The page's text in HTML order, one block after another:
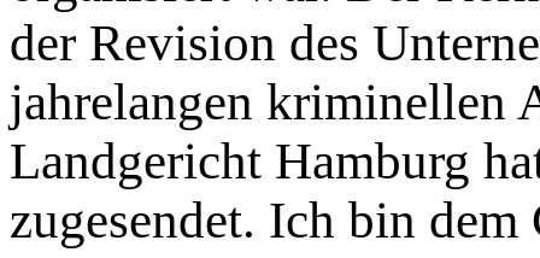
der Revision des
jahrelangen kriminellen
Landgericht Hamburg
zugesendet. Ich bin